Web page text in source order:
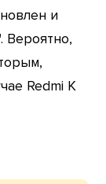
и
Вероятно,
Redmi K